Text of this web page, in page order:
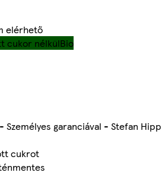
elérhető
cukor nélkülBio
garanciával - Stefan Hipp
cukrot